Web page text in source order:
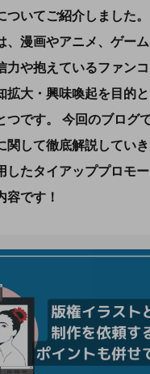
ついてご紹介しました
、漫画やアニメ、ゲー
力や抱えているファン
拡大・興味喚起を目的
つです。 今回のブログ
関して徹底解説してい
したタイアッププロモ
容です！